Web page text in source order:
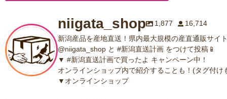
niigata_shop 1,877
16,714
新潟産品を産地直送！県内最大規模の産直通販サイ
@niigata_shop と #新潟直送計画 をつけて投稿📱
▼ #新潟直送計画で買ったよ キャンペーン中！
オンラインショップ内で紹介することも！(タグ付け
▼オンラインショップ